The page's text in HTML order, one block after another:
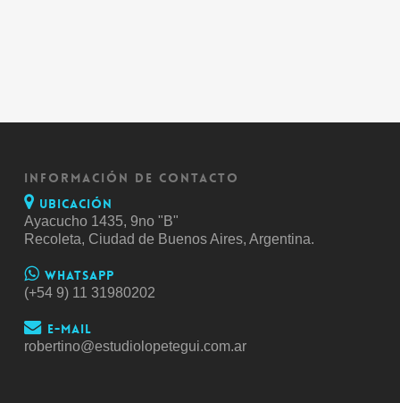
INFORMACIÓN DE CONTACTO
Ubicación
Ayacucho 1435, 9no "B"
Recoleta, Ciudad de Buenos Aires, Argentina.
Whatsapp
(+54 9) 11 31980202
E-mail
robertino@estudiolopetegui.com.ar